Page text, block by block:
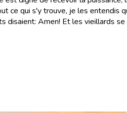
ce qui s'y trouve, je les entendis
disaient: Amen! Et les vieillards